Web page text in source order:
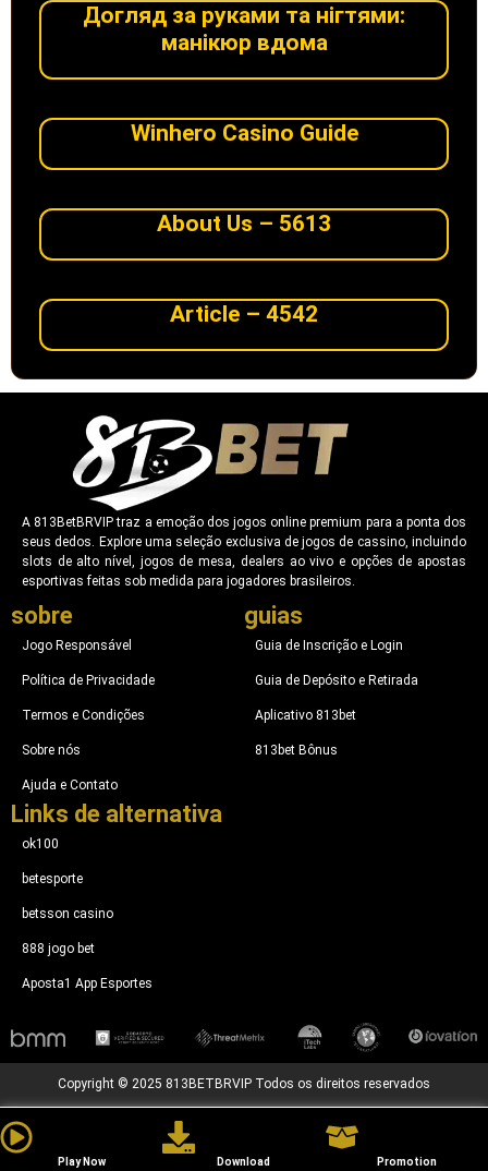
Play Now Download Promotion
Догляд за руками та нігтями:
манікюр вдома
Winhero Casino Guide
About Us – 5613
Article – 4542
A 813BetBRVIP traz a emoção dos jogos online premium para a ponta dos
seus dedos. Explore uma seleção exclusiva de jogos de cassino, incluindo
slots de alto nível, jogos de mesa, dealers ao vivo e opções de apostas
esportivas feitas sob medida para jogadores brasileiros.
sobre
Jogo Responsável
Política de Privacidade
Termos e Condições
Sobre nós
Ajuda e Contato
guias
Guia de Inscrição e Login
Guia de Depósito e Retirada
Aplicativo 813bet
813bet Bônus
Links de alternativa
ok100
betesporte​
betsson casino
888 jogo bet
Aposta1 App Esportes
Copyright © 2025 813BETBRVIP Todos os direitos reservados